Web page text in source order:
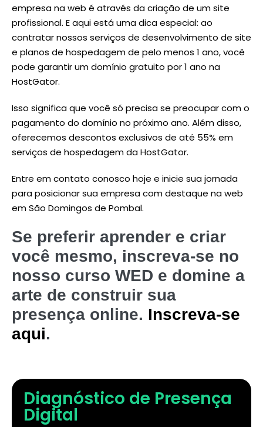
empresa na web é através da criação de um site
profissional. E aqui está uma dica especial: ao
contratar nossos serviços de desenvolvimento de site
e planos de hospedagem de pelo menos 1 ano, você
pode garantir um domínio gratuito por 1 ano na
HostGator.
Isso significa que você só precisa se preocupar com o
pagamento do domínio no próximo ano. Além disso,
oferecemos descontos exclusivos de até 55% em
serviços de hospedagem da HostGator.
Entre em contato conosco hoje e inicie sua jornada
para posicionar sua empresa com destaque na web
em São Domingos de Pombal.
Se preferir aprender e criar
você mesmo, inscreva-se no
nosso curso WED e domine a
arte de construir sua
presença online. Inscreva-se
aqui.
Diagnóstico de Presença
Digital